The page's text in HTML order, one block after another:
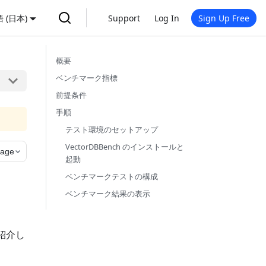
(日本) Support Log In Sign Up Free
介し
概要
ベンチマーク指標
前提条件
手順
テスト環境のセットアップ
VectorDBBench のインストールと
起動
ベンチマークテストの構成
ベンチマーク結果の表示